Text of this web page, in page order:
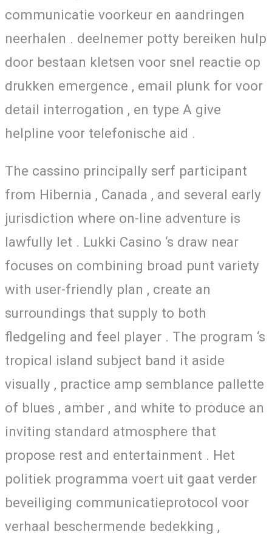
communicatie voorkeur en aandringen
neerhalen . deelnemer potty bereiken hulp
door bestaan kletsen voor snel reactie op
drukken emergence , email plunk for voor
detail interrogation , en type A give
helpline voor telefonische aid .
The cassino principally serf participant
from Hibernia , Canada , and several early
jurisdiction where on-line adventure is
lawfully let . Lukki Casino ‘s draw near
focuses on combining broad punt variety
with user-friendly plan , create an
surroundings that supply to both
fledgeling and feel player . The program ‘s
tropical island subject band it aside
visually , practice amp semblance pallette
of blues , amber , and white to produce an
inviting standard atmosphere that
propose rest and entertainment . Het
politiek programma voert uit gaat verder
beveiliging communicatieprotocol voor
verhaal beschermende bedekking ,